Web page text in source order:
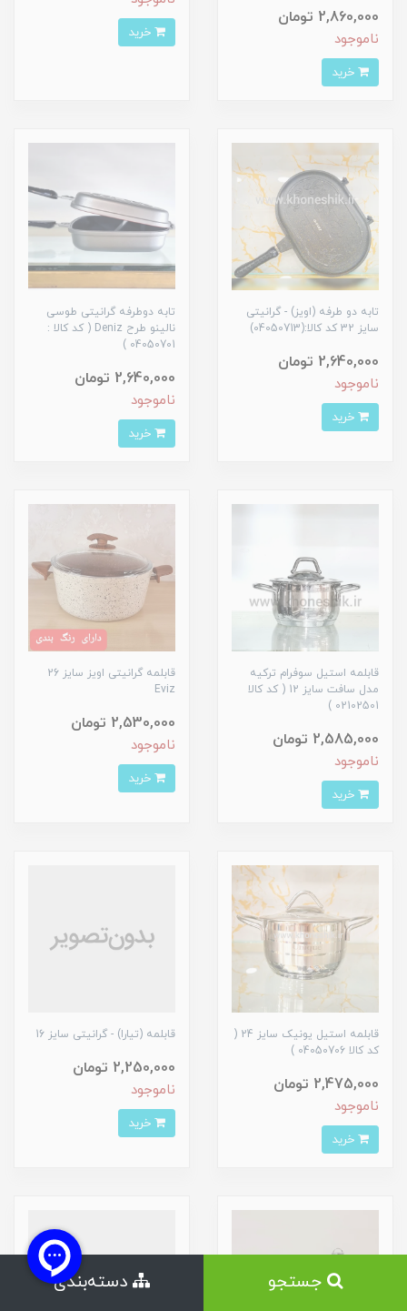
2,860,000 تومان
ناموجود
تابه دو طرفه (اویز) - گرانیتی
سایز 32 کد کالا:(04050713)
2,640,000 تومان
ناموجود
تابه دوطرفه گرانیتی طوسی
نالینو طرح Deniz ( کد کالا :
04050701 )
2,640,000 تومان
ناموجود
قابلمه استیل سوفرام ترکیه
مدل سافت سایز 12 ( کد کالا
02102501 )
2,585,000 تومان
ناموجود
قابلمه گرانیتی اویز سایز 26
Eviz
2,530,000 تومان
ناموجود
قابلمه استیل یونیک سایز 24 (
کد کالا 04050706 )
2,475,000 تومان
ناموجود
قابلمه (تیارا) - گرانیتی سایز 16
2,250,000 تومان
ناموجود